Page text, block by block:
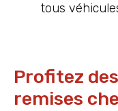
tous
Profitez
remises